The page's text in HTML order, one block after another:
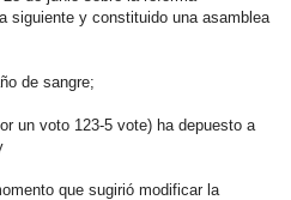
siguiente y constituido una asamblea
de sangre;
un voto 123-5 vote) ha depuesto a
que sugirió modificar la